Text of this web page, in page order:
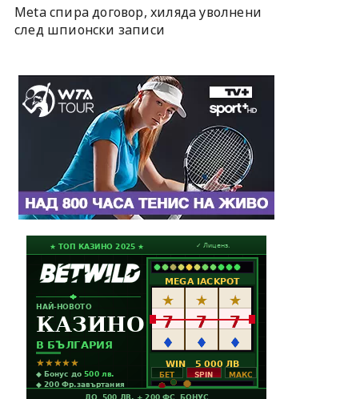
Meta спира договор, хиляда уволнени
след шпионски записи